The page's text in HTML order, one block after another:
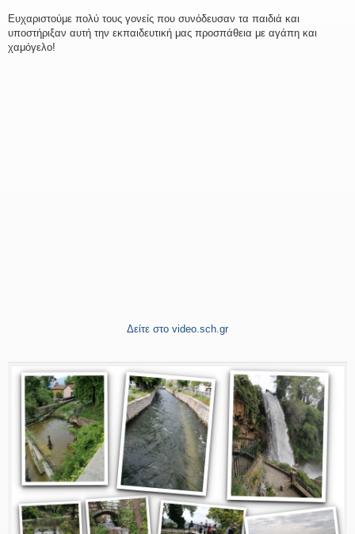
Ευχαριστούμε πολύ τους γονείς που συνόδευσαν τα παιδιά και
υποστήριξαν αυτή την εκπαιδευτική μας προσπάθεια με αγάπη και
χαμόγελο!
Δείτε στο video.sch.gr